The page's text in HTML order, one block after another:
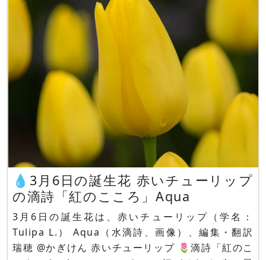
年草です。サンシキスミレ（三色菫）とも呼ばれ
💧3月6日の誕生花 赤いチューリップ
の滴詩「紅のこころ」Aqua
3月6日の誕生花は、赤いチューリップ（学名：
Tulipa L.） Aqua（水滴詩、画像）、編集・翻訳
瑞穂 @かぎけん 赤いチューリップ 🌷滴詩「紅のこ